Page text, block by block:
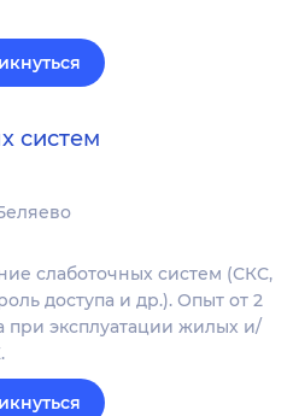
систем
слаботочных систем (СКС,
доступа и др.). Опыт от 2
при эксплуатации жилых и/